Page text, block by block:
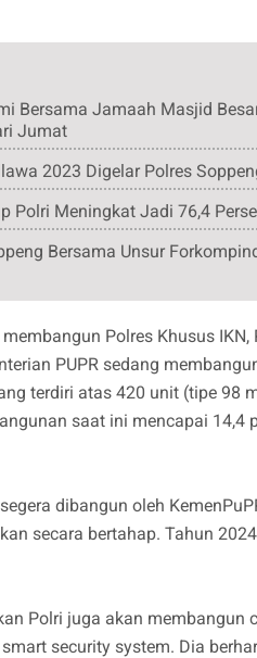
Bersama Jamaah Masjid
Jumat
2023 Digelar Polres
Polri Meningkat Jadi 76,4
Bersama Unsur
Polres Khusus
PUPR sedang
terdiri atas 420 unit (tipe 98
saat ini mencapai 14,4
dibangun oleh
secara bertahap. Tahun
Polri juga akan membangun
security system. Dia